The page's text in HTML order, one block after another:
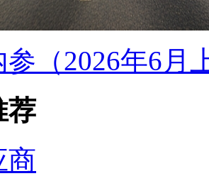
参（2026年6月
荐
商